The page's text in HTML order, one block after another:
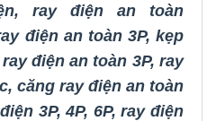
, ray điện an toàn
điện an toàn 3P, kẹp
ray điện an toàn 3P,ray
, căng ray điện an toàn
3P, 4P, 6P,ray điện